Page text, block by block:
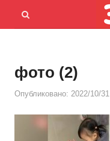
Menu
Открыть
фото (2)
Опубликовано: 2022/10/31